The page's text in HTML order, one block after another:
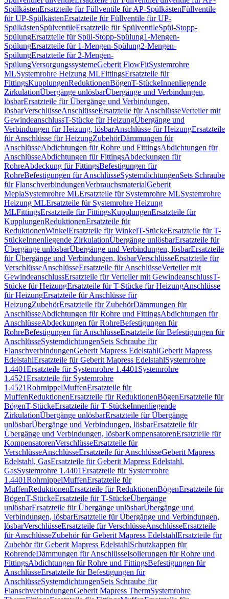
SpülkästenErsatzteile für Füllventile für AP-SpülkästenFüllventile
für UP-SpülkästenErsatzteile für Füllventile für UP-
SpülkästenSpülventileErsatzteile für SpülventileSpül-Stopp-
SpülungErsatzteile für Spül-Stopp-Spülung1-Mengen-
SpülungErsatzteile für 1-Mengen-Spülung2-Mengen-
SpülungErsatzteile für 2-Mengen-
SpülungVersorgungssystemeGeberit FlowFitSystemrohre
MLSystemrohre Heizung MLFittingsErsatzteile für
FittingsKupplungenReduktionenBögenT-StückeInnenliegende
ZirkulationÜbergänge unlösbarÜbergänge und Verbindungen,
lösbarErsatzteile für Übergänge und Verbindungen,
lösbarVerschlüsseAnschlüsseErsatzteile für AnschlüsseVerteiler mit
GewindeanschlussT-Stücke für HeizungÜbergänge und
Verbindungen für Heizung, lösbarAnschlüsse für HeizungErsatzteile
für Anschlüsse für HeizungZubehörDämmungen für
AnschlüsseAbdichtungen für Rohre und FittingsAbdichtungen für
AnschlüsseAbdichtungen für FittingsAbdeckungen für
RohreAbdeckung für FittingsBefestigungen für
RohreBefestigungen für AnschlüsseSystemdichtungenSets Schraube
für FlanschverbindungenVerbrauchsmaterialGeberit
MeplaSystemrohre MLErsatzteile für Systemrohre MLSystemrohre
Heizung MLErsatzteile für Systemrohre Heizung
MLFittingsErsatzteile für FittingsKupplungenErsatzteile für
KupplungenReduktionenErsatzteile für
ReduktionenWinkelErsatzteile für WinkelT-StückeErsatzteile für T-
StückeInnenliegende ZirkulationÜbergänge unlösbarErsatzteile für
Übergänge unlösbarÜbergänge und Verbindungen, lösbarErsatzteile
für Übergänge und Verbindungen, lösbarVerschlüsseErsatzteile für
VerschlüsseAnschlüsseErsatzteile für AnschlüsseVerteiler mit
GewindeanschlussErsatzteile für Verteiler mit GewindeanschlussT-
Stücke für HeizungErsatzteile für T-Stücke für HeizungAnschlüsse
für HeizungErsatzteile für Anschlüsse für
HeizungZubehörErsatzteile für ZubehörDämmungen für
AnschlüsseAbdichtungen für Rohre und FittingsAbdichtungen für
AnschlüsseAbdeckungen für RohreBefestigungen für
RohreBefestigungen für AnschlüsseErsatzteile für Befestigungen für
AnschlüsseSystemdichtungenSets Schraube für
FlanschverbindungenGeberit Mapress EdelstahlGeberit Mapress
EdelstahlErsatzteile für Geberit Mapress EdelstahlSystemrohre
1.4401Ersatzteile für Systemrohre 1.4401 Systemrohre
1.4521Ersatzteile für Systemrohre
1.4521RohrnippelMuffenErsatzteile für
MuffenReduktionenErsatzteile für ReduktionenBögenErsatzteile für
BögenT-StückeErsatzteile für T-StückeInnenliegende
ZirkulationÜbergänge unlösbarErsatzteile für Übergänge
unlösbarÜbergänge und Verbindungen, lösbarErsatzteile für
Übergänge und Verbindungen, lösbarKompensatorenErsatzteile für
KompensatorenVerschlüsseErsatzteile für
VerschlüsseAnschlüsseErsatzteile für AnschlüsseGeberit Mapress
Edelstahl, GasErsatzteile für Geberit Mapress Edelstahl,
GasSystemrohre 1.4401Ersatzteile für Systemrohre
1.4401RohrnippelMuffenErsatzteile für
MuffenReduktionenErsatzteile für ReduktionenBögenErsatzteile für
BögenT-StückeErsatzteile für T-StückeÜbergänge
unlösbarErsatzteile für Übergänge unlösbarÜbergänge und
Verbindungen, lösbarErsatzteile für Übergänge und Verbindungen,
lösbarVerschlüsseErsatzteile für VerschlüsseAnschlüsseErsatzteile
für AnschlüsseZubehör für Geberit Mapress EdelstahlErsatzteile für
Zubehör für Geberit Mapress EdelstahlSchutzkappen für
RohrendeDämmungen für AnschlüsseIsolierungen für Rohre und
FittingsAbdichtungen für Rohre und FittingsBefestigungen für
AnschlüsseErsatzteile für Befestigungen für
AnschlüsseSystemdichtungenSets Schraube für
FlanschverbindungenGeberit Mapress ThermSystemrohre